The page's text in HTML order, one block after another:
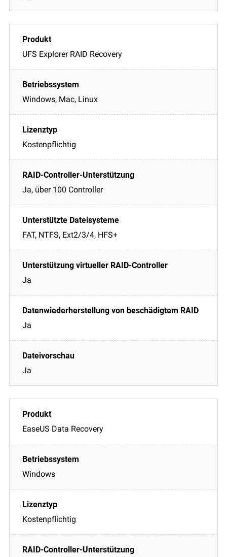
UFS Explorer RAID Recovery
Windows, Mac, Linux
Kostenpflichtig
Ja, über 100 Controller
FAT, NTFS, Ext2/3/4, HFS+
Ja
Ja
Ja
EaseUS Data Recovery
Windows
Kostenpflichtig